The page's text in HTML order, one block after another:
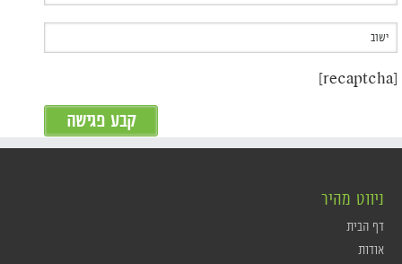
[recaptcha]
ניווט מהיר
דף הבית
אודות